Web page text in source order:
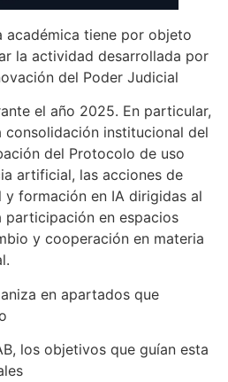
académica tiene por objeto
la actividad desarrollada por
del Poder Judicial
el año 2025. En particular,
consolidación institucional del
del Protocolo de uso
artificial, las acciones de
formación en IA dirigidas al
participación en espacios
y cooperación en materia
en apartados que
los objetivos que guían esta